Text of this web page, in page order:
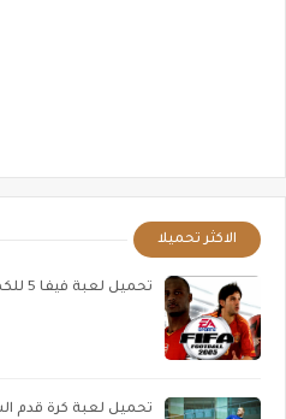
الاكثر تحميلا
تحميل لعبة فيفا 5 للكمبيوتر fifa 2005 بربط مباشر